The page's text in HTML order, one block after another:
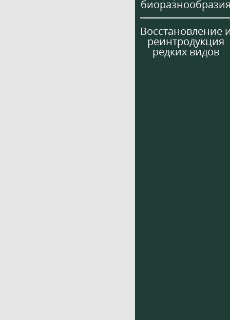
Восстановление
реинтродукция
редких видов